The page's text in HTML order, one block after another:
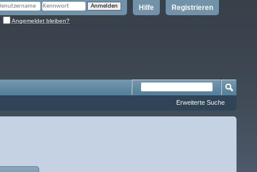
Registrieren
Hilfe
Angemeldet bleiben?
Erweiterte Suche